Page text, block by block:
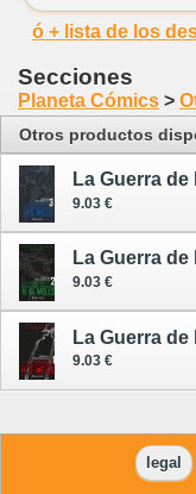
ó + lista de los
Secciones
Planeta Cómics >
Otros productos
9.03 €
9.03 €
9.03 €
legal